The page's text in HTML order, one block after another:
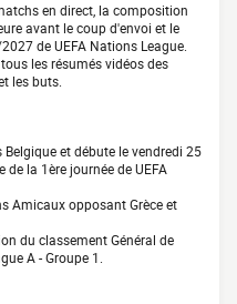
en direct, la composition
avant le coup d'envoi et le
de UEFA Nations League.
les résumés vidéos des
les buts.
et débute le vendredi 25
la 1ère journée de UEFA
Amicaux opposant Grèce et
du classement Général de
A - Groupe 1.